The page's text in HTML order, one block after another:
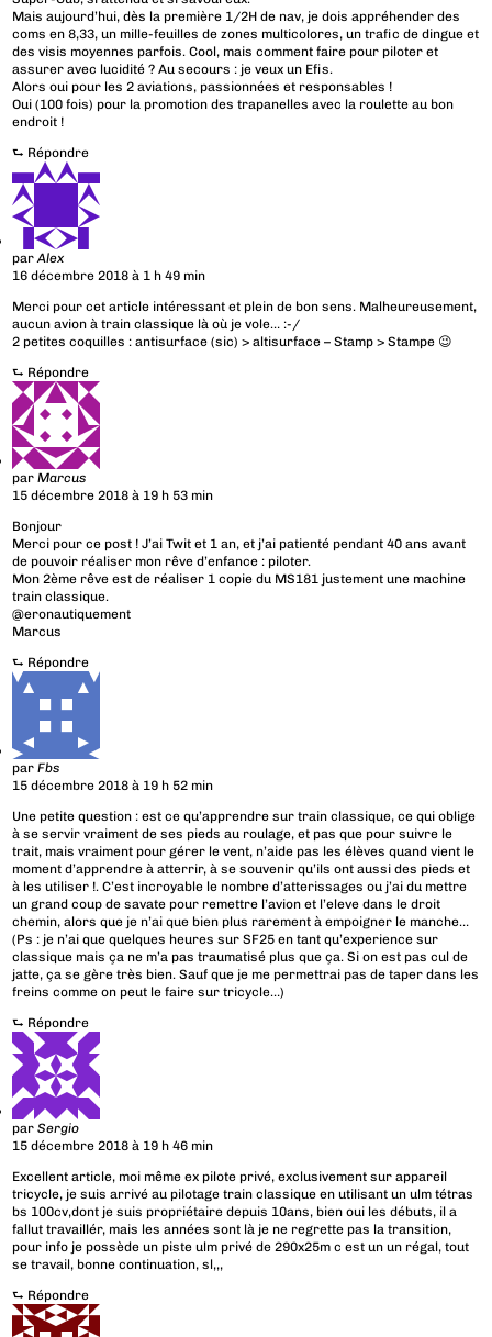
Mais aujourd’hui, dès la première 1/2H de nav, je dois appréhender des
coms en 8,33, un mille-feuilles de zones multicolores, un trafic de dingue et
des visis moyennes parfois. Cool, mais comment faire pour piloter et
assurer avec lucidité ? Au secours : je veux un Efis.
Alors oui pour les 2 aviations, passionnées et responsables !
Oui (100 fois) pour la promotion des trapanelles avec la roulette au bon
endroit !
⮑ Répondre
parAlex
16 décembre 2018 à 1 h 49 min
Merci pour cet article intéressant et plein de bon sens. Malheureusement,
aucun avion à train classique là où je vole… :-/
2 petites coquilles : antisurface (sic) > altisurface – Stamp > Stampe 😉
⮑ Répondre
parMarcus
15 décembre 2018 à 19 h 53 min
Bonjour
Merci pour ce post ! J’ai Twit et 1 an, et j’ai patienté pendant 40 ans avant
de pouvoir réaliser mon rêve d’enfance : piloter.
Mon 2ème rêve est de réaliser 1 copie du MS181 justement une machine
train classique.
@eronautiquement
Marcus
⮑ Répondre
parFbs
15 décembre 2018 à 19 h 52 min
Une petite question : est ce qu’apprendre sur train classique, ce qui oblige
à se servir vraiment de ses pieds au roulage, et pas que pour suivre le
trait, mais vraiment pour gérer le vent, n’aide pas les élèves quand vient le
moment d’apprendre à atterrir, à se souvenir qu’ils ont aussi des pieds et
à les utiliser !. C’est incroyable le nombre d’atterissages ou j’ai du mettre
un grand coup de savate pour remettre l’avion et l’eleve dans le droit
chemin, alors que je n’ai que bien plus rarement à empoigner le manche…
(Ps : je n’ai que quelques heures sur SF25 en tant qu’experience sur
classique mais ça ne m’a pas traumatisé plus que ça. Si on est pas cul de
jatte, ça se gère très bien. Sauf que je me permettrai pas de taper dans les
freins comme on peut le faire sur tricycle…)
⮑ Répondre
parSergio
15 décembre 2018 à 19 h 46 min
Excellent article, moi même ex pilote privé, exclusivement sur appareil
tricycle, je suis arrivé au pilotage train classique en utilisant un ulm tétras
bs 100cv,dont je suis propriétaire depuis 10ans, bien oui les débuts, il a
fallut travaillér, mais les années sont là je ne regrette pas la transition,
pour info je possède un piste ulm privé de 290x25m c est un un régal, tout
se travail, bonne continuation, sl,,,
⮑ Répondre